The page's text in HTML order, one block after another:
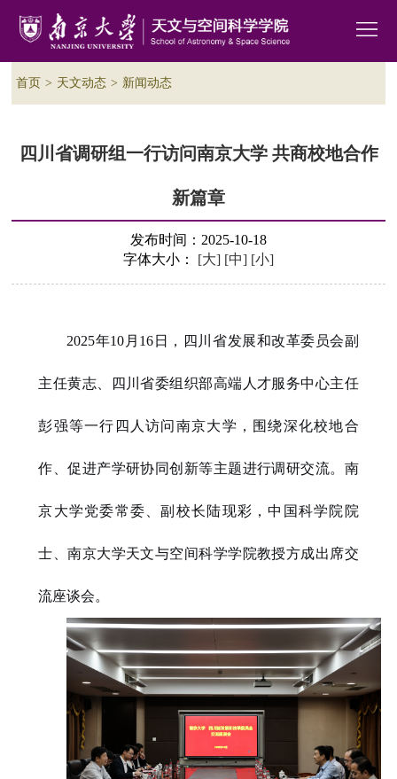
首页 > 天文动态 > 新闻动态
四川省调研组一行访问南京大学 共商校地合作
新篇章
发布时间：2025-10-18
字体大小： [大] [中] [小]
2025年10月16日，四川省发展和改革委员会副
主任黄志、四川省委组织部高端人才服务中心主任
彭强等一行四人访问南京大学，围绕深化校地合
作、促进产学研协同创新等主题进行调研交流。南
京大学党委常委、副校长陆现彩，中国科学院院
士、南京大学天文与空间科学学院教授方成出席交
流座谈会。